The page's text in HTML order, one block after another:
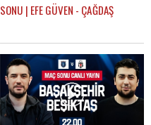
SONU | EFE GÜVEN - ÇAĞDAŞ